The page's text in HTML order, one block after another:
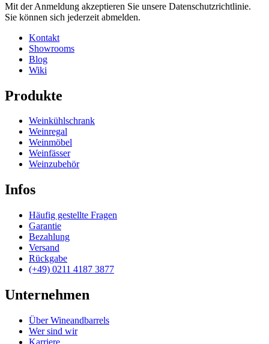
Mit der Anmeldung akzeptieren Sie unsere Datenschutzrichtlinie.
Sie können sich jederzeit abmelden.
Kontakt
Showrooms
Blog
Wiki
Produkte
Weinkühlschrank
Weinregal
Weinmöbel
Weinfässer
Weinzubehör
Infos
Häufig gestellte Fragen
Garantie
Bezahlung
Versand
Rückgabe
(+49) 0211 4187 3877
Unternehmen
Über Wineandbarrels
Wer sind wir
Karriere